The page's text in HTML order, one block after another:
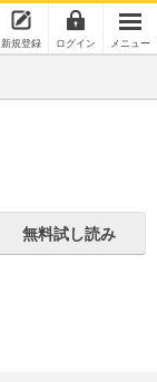
新規登録 ログイン メニュー
無料試し読み